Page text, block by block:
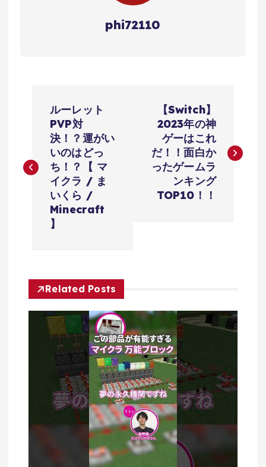
phi72110
ナ
シ
ョ
ルーレット
PVP対
決！？運がい
いのはどっ
ち！？【 マ
イクラ / ま
いくら /
Minecraft
】
【Switch】
2023年の神
ゲーはこれ
だ！！面白か
ったゲームラ
ンキング
TOP10！！
Related Posts